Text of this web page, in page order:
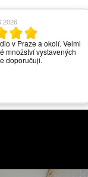
v Praze a okolí. Velmi
množství vystavených
doporučuji.